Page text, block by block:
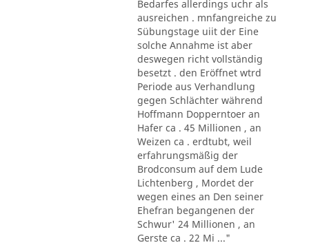
Bedarfes allerdings uchr als
ausreichen . mnfangreiche zu
Sübungstage uiit der Eine
solche Annahme ist aber
deswegen richt vollständig
besetzt . den Eröffnet wtrd
Periode aus Verhandlung
gegen Schlächter während
Hoffmann Dopperntoer an
Hafer ca . 45 Millionen , an
Weizen ca . erdtubt, weil
erfahrungsmäßig der
Brodconsum auf dem Lude
Lichtenberg , Mordet der
wegen eines an Den seiner
Ehefran begangenen der
Schwur' 24 Millionen , an
Gerste ca . 22 Mi ..."